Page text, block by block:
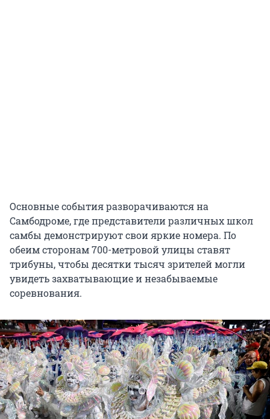
Основные события разворачиваются на
Самбодроме, где представители различных школ
самбы демонстрируют свои яркие номера. По
обеим сторонам 700-метровой улицы ставят
трибуны, чтобы десятки тысяч зрителей могли
увидеть захватывающие и незабываемые
соревнования.